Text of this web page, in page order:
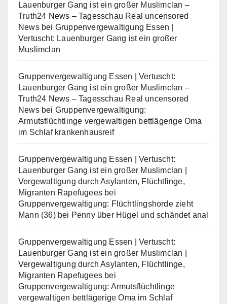
Lauenburger Gang ist ein großer Muslimclan –
Truth24 News – Tagesschau Real uncensored
Newsbei Gruppenvergewaltigung Essen |
Vertuscht: Lauenburger Gang ist ein großer
Muslimclan
Gruppenvergewaltigung Essen | Vertuscht:
Lauenburger Gang ist ein großer Muslimclan –
Truth24 News – Tagesschau Real uncensored
Newsbei Gruppenvergewaltigung:
Armutsflüchtlinge vergewaltigen bettlägerige Oma
im Schlaf krankenhausreif
Gruppenvergewaltigung Essen | Vertuscht:
Lauenburger Gang ist ein großer Muslimclan |
Vergewaltigung durch Asylanten, Flüchtlinge,
Migranten Rapefugees bei
Gruppenvergewaltigung: Flüchtlingshorde zieht
Mann (36) bei Penny über Hügel und schändet anal
Gruppenvergewaltigung Essen | Vertuscht:
Lauenburger Gang ist ein großer Muslimclan |
Vergewaltigung durch Asylanten, Flüchtlinge,
Migranten Rapefugees bei
Gruppenvergewaltigung: Armutsflüchtlinge
vergewaltigen bettlägerige Oma im Schlaf